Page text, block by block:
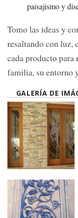
paisajismo y
Tomo las ideas y
resaltando con luz,
cada producto para
familia, su entorno
GALERÍA DE